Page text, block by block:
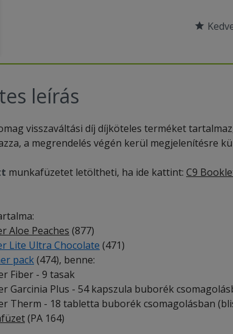
leírás
visszaváltási díj díjköteles terméket
a megrendelés végén kerül megjelenítésre
munkafüzetet letöltheti, ha ide kattint: C9
Aloe Peaches (877)
Lite Ultra Chocolate (471)
pack(474), benne:
- 9 tasak
Plus - 54 kapszula buborék
- 18 tabletta buborék csomagolásban
(PA 164)